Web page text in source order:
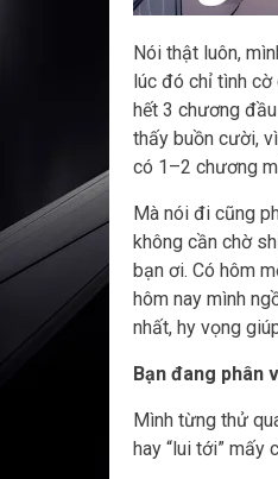
Nói thật luôn,
lúc đó chỉ tình
hết 3 chương
thấy buồn cười,
có 1–2 chương
Mà nói đi cũng
không cần chờ
bạn ơi. Có hôm
hôm nay mình
nhất, hy vọng
Bạn đang phân
Mình từng thử
hay “lui tới” mấy